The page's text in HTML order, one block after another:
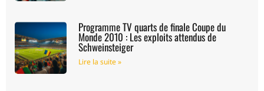
Programme TV quarts de finale Coupe du
Monde 2010 : Les exploits attendus de
Schweinsteiger
Lire la suite »